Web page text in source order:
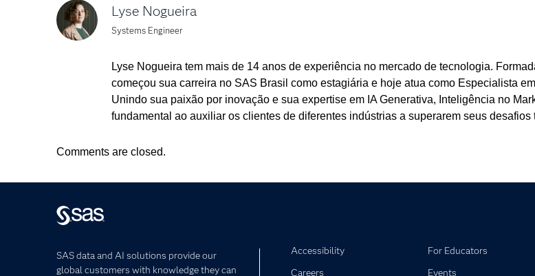
Lyse Nogueira
Systems Engineer
Lyse Nogueira tem mais de 14 anos de experiência no mercado de tecnologia.
começou sua carreira no SAS Brasil como estagiária e hoje atua como Especialista
Unindo sua paixão por inovação e sua expertise em IA Generativa, Inteligência no
fundamental ao auxiliar os clientes de diferentes indústrias a superarem seus
Comments are closed.
SAS data and AI solutions provide our
global customers with knowledge they can
Accessibility
Careers
For Educators
Events